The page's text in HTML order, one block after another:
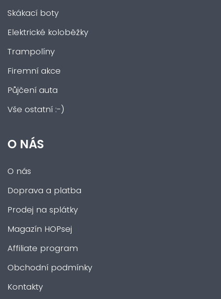
Skákací boty
Elektrické koloběžky
Trampolíny
Firemní akce
Půjčení auta
Vše ostatní :-)
O NÁS
O nás
Doprava a platba
Prodej na splátky
Magazín HOPsej
Affiliate program
Obchodní podmínky
Kontakty